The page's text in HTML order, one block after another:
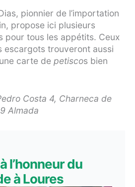
pionnier de l’importation
propose ici plusieurs
pour tous les appétits. Ceux
escargots trouveront aussi
carte de petiscos bien
Costa 4, Charneca de
Almada
l’honneur du
à Loures